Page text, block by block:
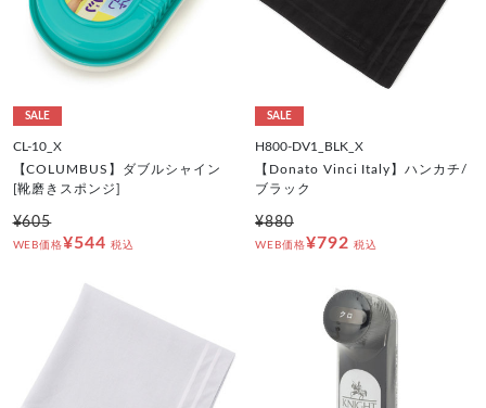
SALE
CL-10_X
【COLUMBUS】ダブルシャイン
[靴磨きスポンジ]
¥605
WEB価格¥544 税込
SALE
H800-DV1_BLK_X
【Donato Vinci Italy】ハンカチ/
ブラック
¥880
WEB価格¥792 税込